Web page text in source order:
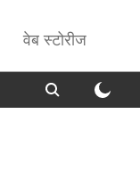
वेब स्टोरीज